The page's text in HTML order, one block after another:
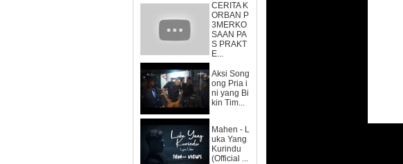
CERITA K
ORBAN P
3MERKO
SAAN PA
S PRAKT
E...
Aksi Song
ong Pria i
ni yang Bi
kin Tim...
Mahen - L
uka Yang
Kurindu
(Official ...